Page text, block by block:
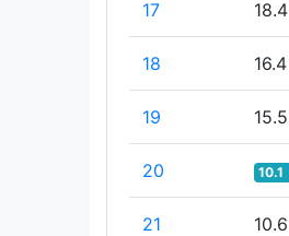
17 18.4
18 16.4
19 15.5
20 10.1
21 10.6